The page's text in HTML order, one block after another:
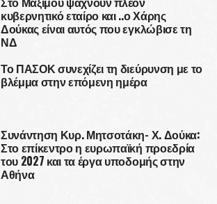
κυβερνητικό εταίρο και ..ο Χάρης
Δούκας είναι αυτός που εγκλώβισε τη
ΝΔ
Το ΠΑΣΟΚ συνεχίζει τη διεύρυνση με το
βλέμμα στην επόμενη ημέρα
Συνάντηση Κυρ. Μητσοτάκη- Χ. Δούκα:
Στο επίκεντρο η ευρωπαϊκή προεδρία
του 2027 και τα έργα υποδομής στην
Αθήνα